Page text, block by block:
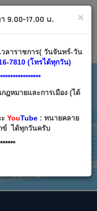
ครสมาชิก
×
9.00-17.00 น.
วลาราชการ( วันจันทร์-วัน
7810 (โทรได้ทุกวัน)
ฎหมายและการเมือง (ได้
YouTube: ทนายคลาย
ข์ ได้ทุกวันครับ